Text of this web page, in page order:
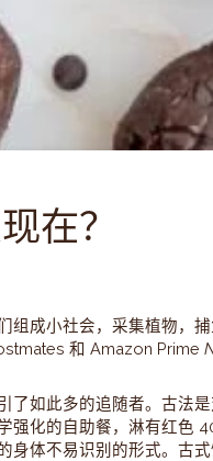
在？
组成小社会，采集植物，
和 Amazon Prime
了如此多的追随者。古法
化的自助餐，淋有红色
体不易识别的形式。古